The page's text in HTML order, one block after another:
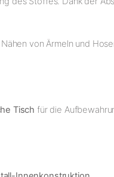
von Ärmeln und
Tisch für die